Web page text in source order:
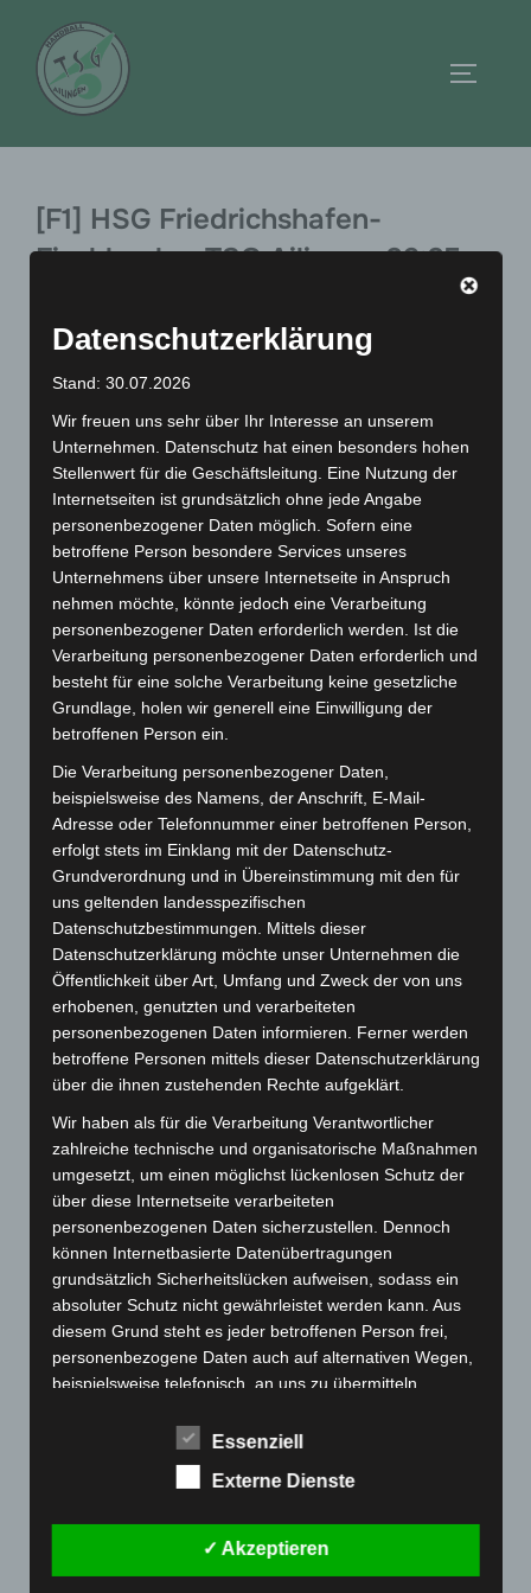
Inhalt
springen
[F1] HSG Friedrichshafen-
Fischbach – TSG Ailingen 26:25
Die HSG Friedrichshafen-Fischbach hatte am
Samstag großen Heimspieltag und die Halle war
gut gefüllt mit Zuschauern des Heimvereins aber
auch von der TSG Ailingen.
Nachdem die Damen der TSG zu Beginn durch die
Treffer von Vanessa Kramer und Lisa Divy mit 0:2
in Führung gehen konnte, holte die HSG gleich
wieder auf. Insgesamt war die Anfangsphase bis
zum Spielstand von 7:7 ausgeglichen. Dann
abzustimmen und daraus resultierend einen drei
Toren Vorsprung zu erarbeiten. Großen Anteil
daran hatte außerdem die Torfrau Lara Obert, die
in dieser Phase einige Torwürfe der Gegnerinnen
parierte. Diesen Vorsprung konnten die Damen bis
zur Halbzeit halten und nach der Pause sogar
weiter auf einen Spielstand von 12:17 ausbauen.
Besonders treffsicher zeigten sich Vanessa Kramer
(9 Tore) und Celina Hörmann (6 Tore) auf Ailingen
Seite. Ab der 40. Minute (16:21) häuften sich die
technischen Fehler und Fehlwürfe bei der TSG. Dies
nutze die HSG Friedrichshafen-Fischbach und
verkürzte die Differenz mit vier Treffern in Folge
auf 20:21 und machten beim 22:22 den Ausgleich.
Die Defensive der Ailingerinnen stand nicht mehr
so sicher und die Gegnerinnen schafften es häufig
aus dem Rückraum durchzubrechen oder den Kreis
immer wieder ein Tor vor und verhinderte somit,
dass die HSG in Führung gehen konnte. In der 59.
7m Strafwurf für die HSG Friedrichshafen-
Fischbach zum Siegtreffer.
Datenschutzerklärung
Stand: 30.07.2026
Wir freuen uns sehr über Ihr Interesse an unserem
Unternehmen. Datenschutz hat einen besonders hohen
Stellenwert für die Geschäftsleitung. Eine Nutzung der
Internetseiten ist grundsätzlich ohne jede Angabe
personenbezogener Daten möglich. Sofern eine
betroffene Person besondere Services unseres
Unternehmens über unsere Internetseite in Anspruch
nehmen möchte, könnte jedoch eine Verarbeitung
personenbezogener Daten erforderlich werden. Ist die
Verarbeitung personenbezogener Daten erforderlich und
besteht für eine solche Verarbeitung keine gesetzliche
Grundlage, holen wir generell eine Einwilligung der
betroffenen Person ein.
Die Verarbeitung personenbezogener Daten,
beispielsweise des Namens, der Anschrift, E-Mail-
Adresse oder Telefonnummer einer betroffenen Person,
erfolgt stets im Einklang mit der Datenschutz-
Grundverordnung und in Übereinstimmung mit den für
uns geltenden landesspezifischen
Datenschutzbestimmungen. Mittels dieser
Datenschutzerklärung möchte unser Unternehmen die
Öffentlichkeit über Art, Umfang und Zweck der von uns
erhobenen, genutzten und verarbeiteten
personenbezogenen Daten informieren. Ferner werden
betroffene Personen mittels dieser Datenschutzerklärung
über die ihnen zustehenden Rechte aufgeklärt.
Wir haben als für die Verarbeitung Verantwortlicher
zahlreiche technische und organisatorische Maßnahmen
umgesetzt, um einen möglichst lückenlosen Schutz der
über diese Internetseite verarbeiteten
personenbezogenen Daten sicherzustellen. Dennoch
können Internetbasierte Datenübertragungen
grundsätzlich Sicherheitslücken aufweisen, sodass ein
absoluter Schutz nicht gewährleistet werden kann. Aus
diesem Grund steht es jeder betroffenen Person frei,
personenbezogene Daten auch auf alternativen Wegen,
beispielsweise telefonisch, an uns zu übermitteln.
Begriffsbestimmungen
Die Datenschutzerklärung beruht auf den
Grundverordnung (DS-GVO) verwendet wurden. Unsere
Essenziell
Externe Dienste
✓ Akzeptieren